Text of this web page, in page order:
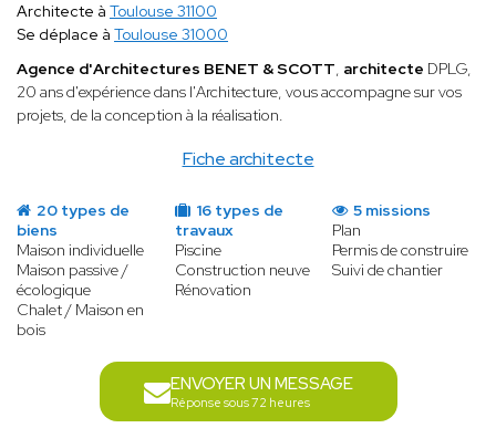
Fiche architecte
Architecte à Toulouse 31100
Se déplace à Toulouse 31000
Agence d'Architectures BENET & SCOTT, architecte DPLG,
20 ans d'expérience dans l'Architecture, vous accompagne sur vos
projets, de la conception à la réalisation.
20 types de
biens
Maison individuelle
Maison passive /
écologique
Chalet / Maison en
bois
16 types de
travaux
Piscine
Construction neuve
Rénovation
5 missions
Plan
Permis de construire
Suivi de chantier
ENVOYER UN MESSAGE
Réponse sous 72 heures